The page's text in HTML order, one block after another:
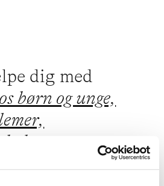
dig med
børn og unge,
Livskriser